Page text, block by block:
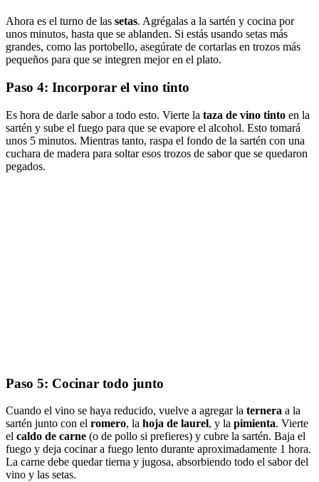
Ahora es el turno de las setas. Agrégalas a la sartén y cocina por
unos minutos, hasta que se ablanden. Si estás usando setas más
grandes, como las portobello, asegúrate de cortarlas en trozos más
pequeños para que se integren mejor en el plato.
Paso 4: Incorporar el vino tinto
Es hora de darle sabor a todo esto. Vierte la taza de vino tinto en la
sartén y sube el fuego para que se evapore el alcohol. Esto tomará
unos 5 minutos. Mientras tanto, raspa el fondo de la sartén con una
cuchara de madera para soltar esos trozos de sabor que se quedaron
pegados.
Paso 5: Cocinar todo junto
Cuando el vino se haya reducido, vuelve a agregar la ternera a la
sartén junto con el romero, la hoja de laurel, y la pimienta. Vierte
el caldo de carne (o de pollo si prefieres) y cubre la sartén. Baja el
fuego y deja cocinar a fuego lento durante aproximadamente 1 hora.
La carne debe quedar tierna y jugosa, absorbiendo todo el sabor del
vino y las setas.